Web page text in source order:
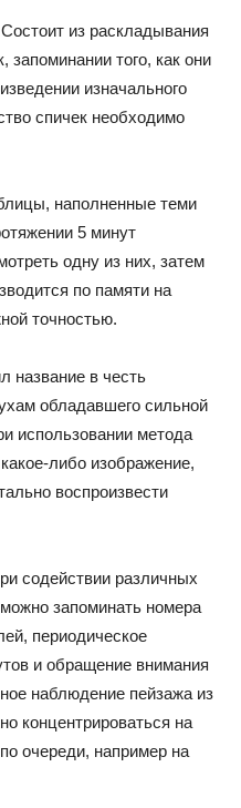
из раскладывания
запоминании того, как они
изначального
спичек необходимо
наполненные теми
5 минут
одну из них, затем
по памяти на
точностью.
название в честь
обладавшего сильной
использовании метода
либо изображение,
воспроизвести
содействии различных
запоминать номера
периодическое
и обращение внимания
наблюдение пейзажа из
концентрироваться на
очереди, например на